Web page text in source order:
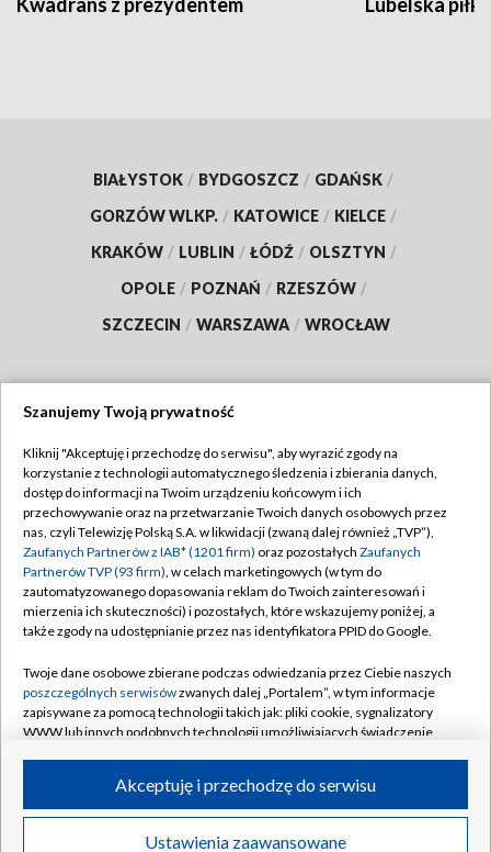
BIAŁYSTOK / BYDGOSZCZ / GDAŃSK /
GORZÓW WLKP. / KATOWICE / KIELCE /
KRAKÓW / LUBLIN / ŁÓDŹ / OLSZTYN /
OPOLE / POZNAŃ / RZESZÓW /
SZCZECIN / WARSZAWA / WROCŁAW
TVP
Abonament TVP
Emisja w TVP
Centrum informacji TVP
Naziemna Telewizja Cyfrowa
Rada Programowa
System NOS
Informacje o nadawcy
Program dla prasy
Regulamin TVP
Polityka prywatności
Moje zgody
Pomoc
Kontakt
Kanały
©2026 Telewizja Polska S.A. w likwidacji
Szanujemy Twoją prywatność
Kliknij "Akceptuję i przechodzę do serwisu", aby wyrazić zgody na
korzystanie z technologii automatycznego śledzenia i zbierania danych,
dostęp do informacji na Twoim urządzeniu końcowym i ich
przechowywanie oraz na przetwarzanie Twoich danych osobowych przez
nas, czyli Telewizję Polską S.A. w likwidacji (zwaną dalej również „TVP”),
Zaufanych Partnerów z IAB* (1201 firm) oraz pozostałych Zaufanych
Partnerów TVP (93 firm), w celach marketingowych (w tym do
zautomatyzowanego dopasowania reklam do Twoich zainteresowań i
mierzenia ich skuteczności) i pozostałych, które wskazujemy poniżej, a
także zgody na udostępnianie przez nas identyfikatora PPID do Google.
Twoje dane osobowe zbierane podczas odwiedzania przez Ciebie naszych
poszczególnych serwisówzwanych dalej „Portalem”, w tym informacje
zapisywane za pomocą technologii takich jak: pliki cookie, sygnalizatory
WWW lub innych podobnych technologii umożliwiających świadczenie
ruchu w Internecie.
Twoje dane osobowe zbierane podczas odwiedzania przez Ciebie
Ustawienia zaawansowane
Akceptuję i przechodzę do serwisu